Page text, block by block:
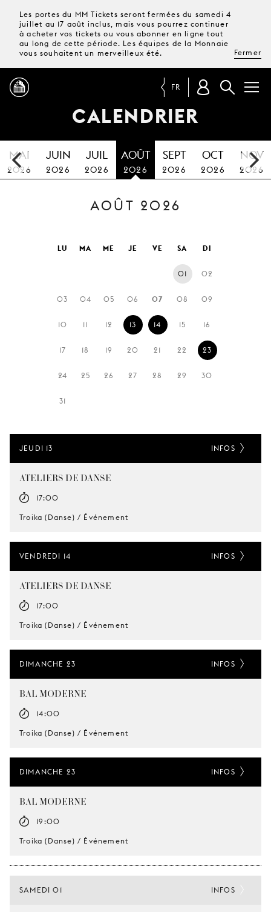
Les portes du MM Tickets seront fermées du samedi 4
juillet au 17 août inclus, mais vous pourrez continuer
à acheter vos tickets ou vous abonner en ligne tout
au long de cette période. Les équipes de la Monnaie
vous souhaitent un merveilleux été.
Fermer
PROGRAMME
MAGAZINE
TICKETS &
ABONNEMENTS
VISITE
LA
MONNAIE
FR
CALENDRIER
MAI
2026
JUIN
2026
JUIL
2026
AOÛT
2026
SEPT
2026
OCT
2026
NOV
2026
AOÛT 2026
LU MA ME JE VE SA DI
01 02
03 04 05 06 07 08 09
10 11 12 13 14 15 16
17 18 19 20 21 22 23
24 25 26 27 28 29 30
31
JEUDI 13
ATELIERS DE DANSE
17:00
Troika (Danse) / Événement
INFOS
VENDREDI 14
ATELIERS DE DANSE
17:00
Troika (Danse) / Événement
INFOS
DIMANCHE 23
BAL MODERNE
14:00
Troika (Danse) / Événement
INFOS
DIMANCHE 23
BAL MODERNE
19:00
Troika (Danse) / Événement
INFOS
SAMEDI 01 INFOS